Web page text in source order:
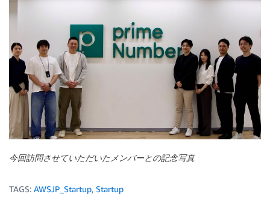
今回訪問させていただいたメンバーとの記念写真
TAGS: AWSJP_Startup, Startup